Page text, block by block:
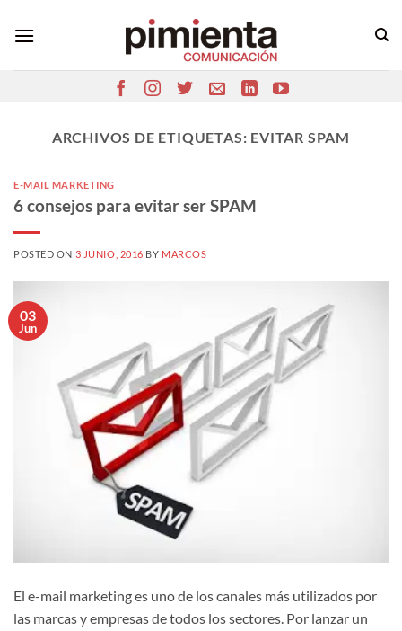
ARCHIVOS DE ETIQUETAS: EVITAR SPAM
E-MAIL MARKETING
6 consejos para evitar ser SPAM
POSTED ON 3 JUNIO, 2016 BY MARCOS
03
Jun
El e-mail marketing es uno de los canales más utilizados por
las marcas y empresas de todos los sectores. Por lanzar un